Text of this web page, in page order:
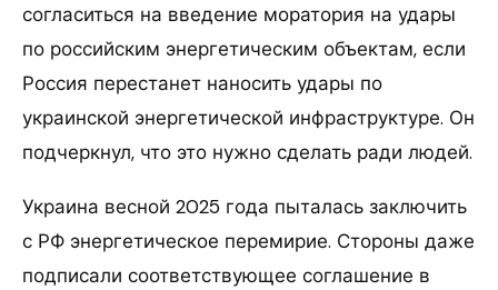
согласиться на введение моратория на удары
по российским энергетическим объектам, если
Россия перестанет наносить удары по
украинской энергетической инфраструктуре. Он
подчеркнул, что это нужно сделать ради людей.
Украина весной 2025 года пыталась заключить
с РФ энергетическое перемирие. Стороны даже
подписали соответствующее соглашение в